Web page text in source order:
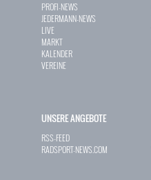
PROFI-NEWS
JEDERMANN-NEWS
LIVE
MARKT
KALENDER
VEREINE
UNSERE ANGEBOTE
RSS-FEED
RADSPORT-NEWS.COM